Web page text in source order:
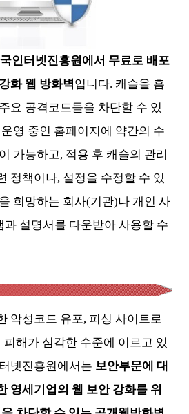
인터넷진흥원에서 무료로 배포
화 웹 방화벽입니다. 캐슬을 홈
요 공격코드들을 차단할 수 있
영 중인 홈페이지에 약간의 수
가능하고, 적용 후 캐슬의 관리
정책이나, 설정을 수정할 수 있
희망하는 회사(기관)나 개인 사
설명서를 다운받아 사용할 수
악성코드 유포, 피싱 사이트로
피해가 심각한 수준에 이르고 있
넷진흥원에서는 보안부문에 대
영세기업의 웹 보안 강화를 위